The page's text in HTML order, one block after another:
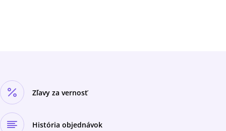
Zľavy za vernosť
História objednávok